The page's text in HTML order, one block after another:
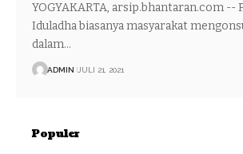
YOGYAKARTA, arsip.bhantaran.com --
Iduladha biasanya masyarakat
dalam…
ADMIN JULI 21, 2021
Populer